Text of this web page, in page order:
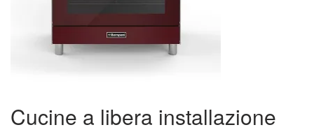
Cucine a libera installazione